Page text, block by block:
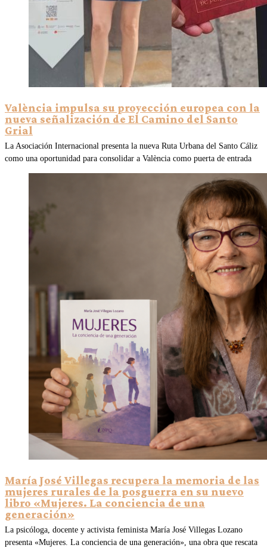
València impulsa su proyección europea con la
nueva señalización de El Camino del Santo
Grial
La Asociación Internacional presenta la nueva Ruta Urbana del Santo Cáliz
como una oportunidad para consolidar a València como puerta de entrada
María José Villegas recupera la memoria de las
mujeres rurales de la posguerra en su nuevo
libro «Mujeres. La conciencia de una
generación»
La psicóloga, docente y activista feminista María José Villegas Lozano
presenta «Mujeres. La conciencia de una generación», una obra que rescata